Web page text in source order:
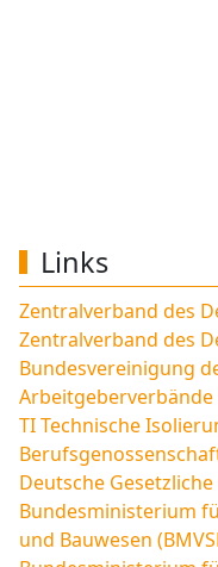
Links
Zentralverband des
Zentralverband des
Bundesvereinigung
Arbeitgeberverbände
TI Technische
Deutsche
Bundesministerium
und Bauwesen